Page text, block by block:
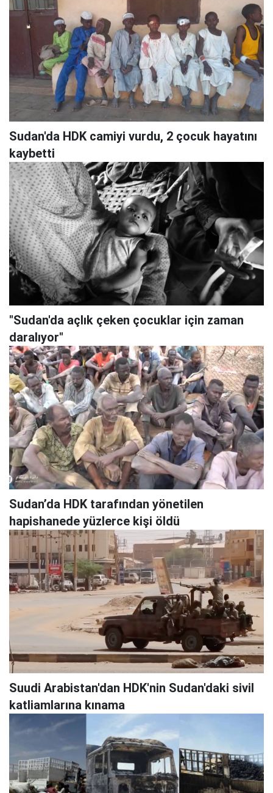
Sudan'da HDK camiyi vurdu, 2 çocuk hayatını
kaybetti
"Sudan'da açlık çeken çocuklar için zaman
daralıyor"
Sudan’da HDK tarafından yönetilen
hapishanede yüzlerce kişi öldü
Suudi Arabistan'dan HDK'nin Sudan'daki sivil
katliamlarına kınama